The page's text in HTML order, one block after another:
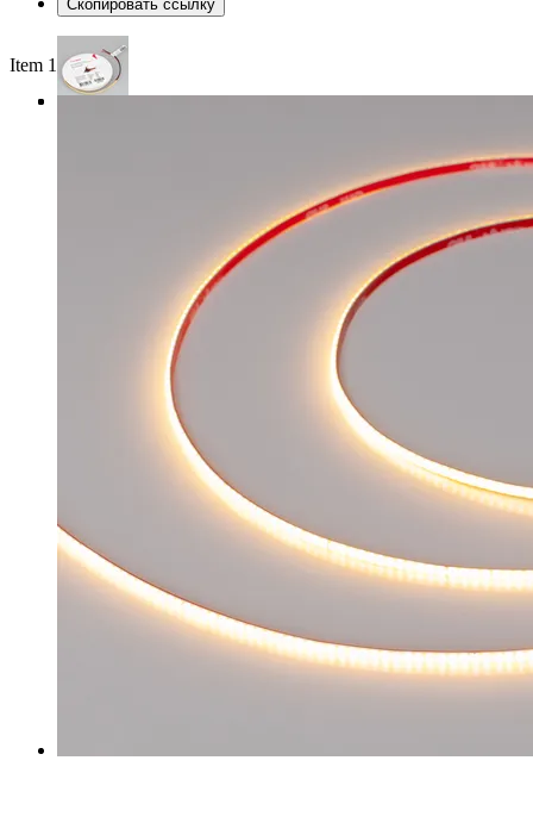
Скопировать ссылку
Item 1 of 3